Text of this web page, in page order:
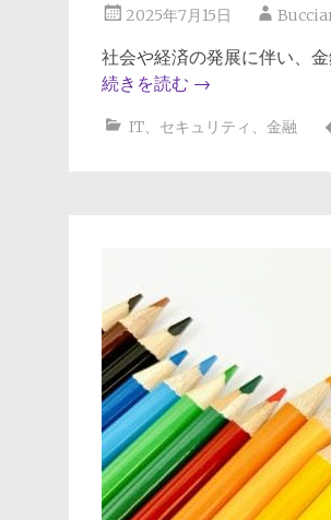
2025年7月15日
社会や経済の発展に伴い、
続きを読む →
IT、 セキュリティ 、 金融